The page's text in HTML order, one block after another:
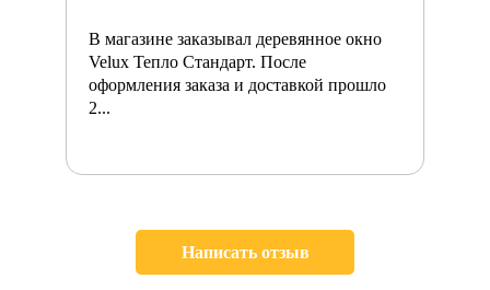
В магазине заказывал деревянное окно
Velux Тепло Стандарт. После
оформления заказа и доставкой прошло
2...
Написать отзыв